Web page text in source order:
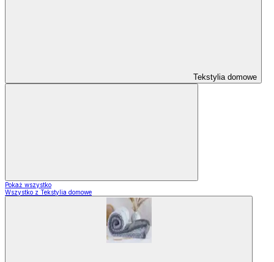
Tekstylia domowe
Pokaż wszystko
Wszystko z Tekstylia domowe